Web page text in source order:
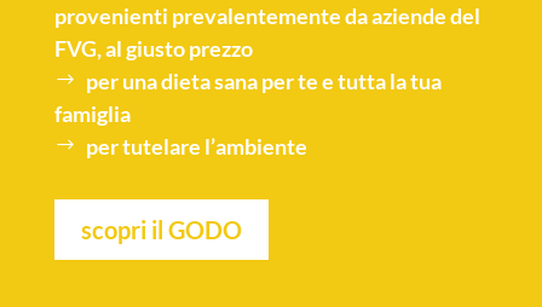
provenienti prevalentemente da aziende del
FVG, al giusto prezzo
per unadieta sanaper te e tutta la tua
famiglia
per tutelare l’ambiente
scopri il GODO